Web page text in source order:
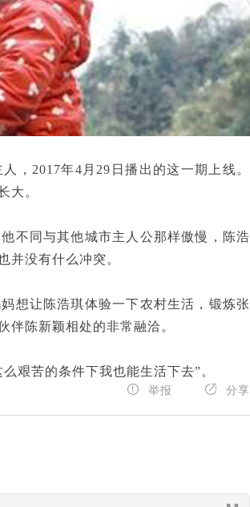
，2017年4月29日播出的这一期上线。
大。
不同与其他城市主人公那样傲慢，陈浩
并没有什么冲突。
想让陈浩琪体验一下农村生活，锻炼张
伴陈新颖相处的非常融洽。
艰苦的条件下我也能生活下去”。
 分享
 举报